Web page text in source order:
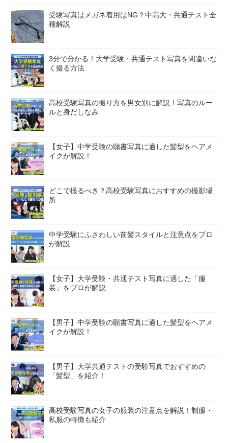
受験写真はメガネ着用はNG？中高大・共通テスト全
種解説
3分で分かる！大学受験・共通テスト写真を間違いな
く撮る方法
高校受験写真の撮り方を男女別に解説！写真のルー
ルと身だしなみ
【女子】中学受験の願書写真に適した髪型をヘアメ
イクが解説！
どこで撮るべき？高校受験写真におすすめの撮影場
所
中学受験にふさわしい前髪スタイルと注意点をプロ
が解説
【女子】大学受験・共通テスト写真に適した「服
装」をプロが解説
【男子】中学受験の願書写真に適した髪型をヘアメ
イクが解説！
【男子】大学共通テストの受験写真でおすすめの
「髪型」を紹介！
高校受験写真の女子の服装の注意点を解説！制服・
私服の特徴も紹介